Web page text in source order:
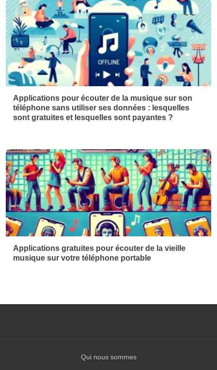
Applications pour écouter de la musique sur son
téléphone sans utiliser ses données : lesquelles
sont gratuites et lesquelles sont payantes ?
Applications gratuites pour écouter de la vieille
musique sur votre téléphone portable
Qui nous sommes